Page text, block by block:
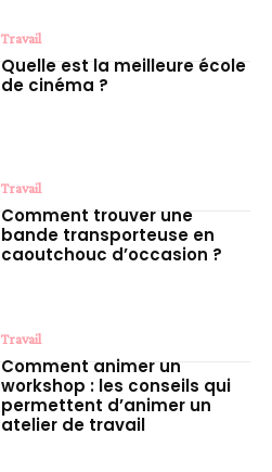
Travail
Quelle est la meilleure école
de cinéma ?
Travail
Comment trouver une
bande transporteuse en
caoutchouc d’occasion ?
Travail
Comment animer un
workshop : les conseils qui
permettent d’animer un
atelier de travail